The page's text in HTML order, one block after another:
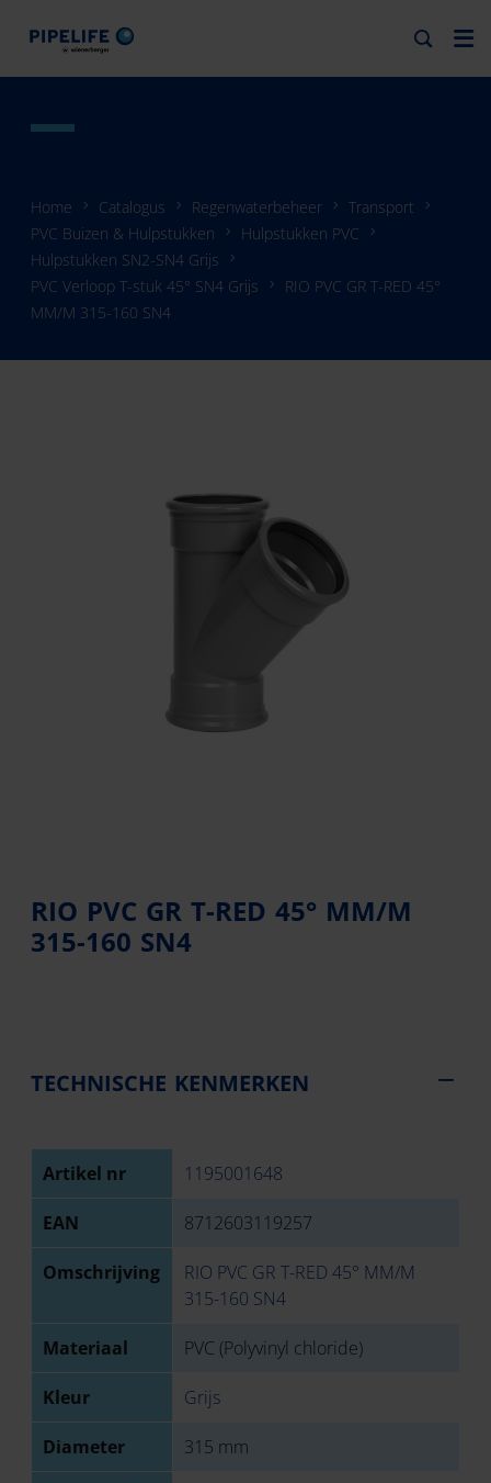
Home Catalogus Regenwaterbeheer
Transport
PVC Buizen & Hulpstukken
Hulpstukken PVC
Hulpstukken SN2-SN4 Grijs
PVC Verloop T-stuk 45° SN4 Grijs
RIO PVC GR T-RED 45°
MM/M 315-160 SN4
RIO PVC GR T-RED 45° MM/M
315-160 SN4
TECHNISCHE KENMERKEN
Artikel nr 1195001648
EAN 8712603119257
Omschrijving
RIO PVC GR T-RED 45° MM/M
315-160 SN4
Materiaal PVC (Polyvinyl chloride)
Kleur Grijs
Diameter 315 mm